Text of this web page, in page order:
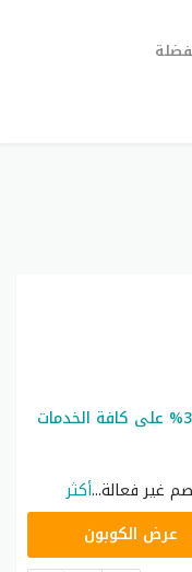
كود خصم جست لايف 2026 وفر حتى 30% على كافة الخدمات
غير فعالة...أكثر
عرض الكوبون